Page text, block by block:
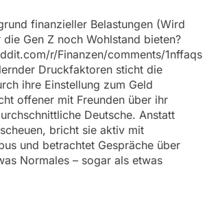
finanzieller Belastungen (Wird
Gen Z noch Wohlstand bieten?
r/Finanzen/comments/
Druckfaktoren sticht die
ihre Einstellung zum Geld
offener mit Freunden über ihr
Deutsche. Anstatt
bricht sie aktiv mit
und betrachtet Gespräche über
Normales – sogar als etwas